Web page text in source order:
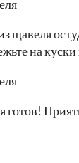
щавеля
на
готов!